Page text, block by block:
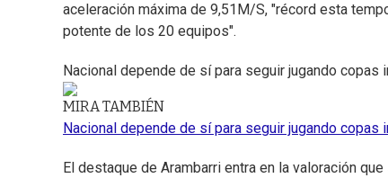
aceleración máxima de 9,51M/S, "récord esta
potente de los 20 equipos".
Nacional depende de sí para seguir jugando copas
MIRA TAMBIÉN
Nacional depende de sí para seguir jugando copas
El destaque de Arambarri entra en la valoración